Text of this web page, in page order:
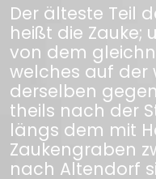
Der älteste Teil
heißt die Zauke;
von dem
welches auf der
derselben
theils nach der
längs dem mit
Zaukengraben
nach Altendorf